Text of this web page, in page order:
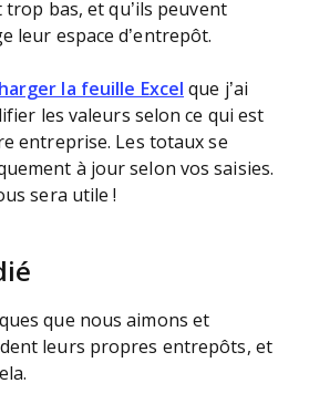
trop bas, et qu’ils peuvent
leur espace d’entrepôt.
la feuille Excel que j’ai
les valeurs selon ce qui est
entreprise. Les totaux se
à jour selon vos saisies.
sera utile !
que nous aimons et
leurs propres entrepôts, et